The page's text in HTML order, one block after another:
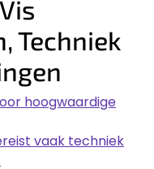
Techniek
hoogwaardige
vaak techniek